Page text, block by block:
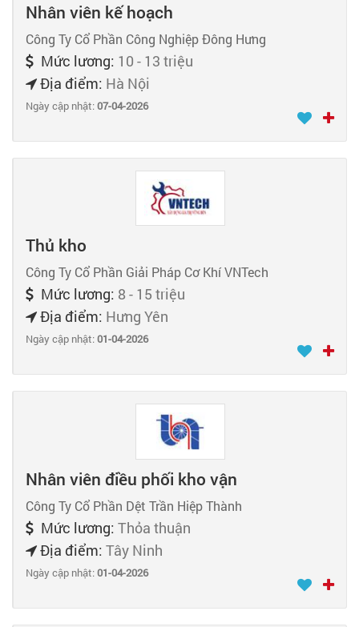
Nhân viên kế hoạch
Công Ty Cổ Phần Công Nghiệp Đông Hưng
Mức lương: 10 - 13 triệu
Địa điểm: Hà Nội
Ngày cập nhật:07-04-2026
Thủ kho
Công Ty Cổ Phần Giải Pháp Cơ Khí VNTech
Mức lương: 8 - 15 triệu
Địa điểm: Hưng Yên
Ngày cập nhật:01-04-2026
Nhân viên điều phối kho vận
Công Ty Cổ Phần Dệt Trần Hiệp Thành
Mức lương: Thỏa thuận
Địa điểm: Tây Ninh
Ngày cập nhật:01-04-2026